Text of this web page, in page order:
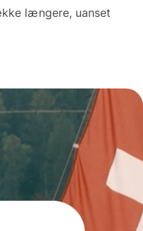
længere, uanset